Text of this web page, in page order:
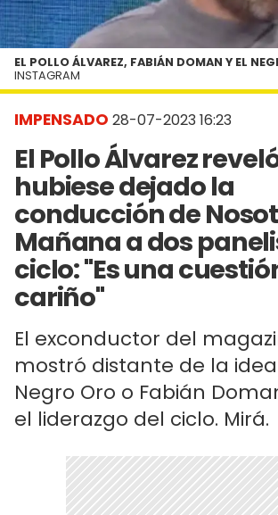
IMPENSADO 28-07-2023 16:23
El Pollo Álvarez
hubiese dejado la
conducción de
Mañana a dos
ciclo: "Es una
cariño"
El exconductor del
mostró distante de la
Negro Oro o Fabián
el liderazgo del ciclo. Mirá.
EL POLLO ÁLVAREZ, FABIÁN DOMAN Y EL
INSTAGRAM